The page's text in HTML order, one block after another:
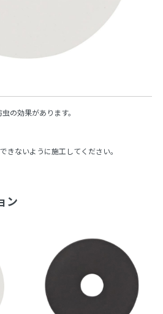
の効果があります。
きないように施工してください。
ン